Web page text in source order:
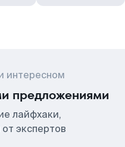
интересном
предложениями
лайфхаки,
экспертов